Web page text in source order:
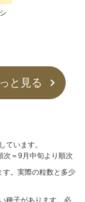
と見る
ています。
＝9月中旬より順次
す。実際の粒数と多少
種子があります。必